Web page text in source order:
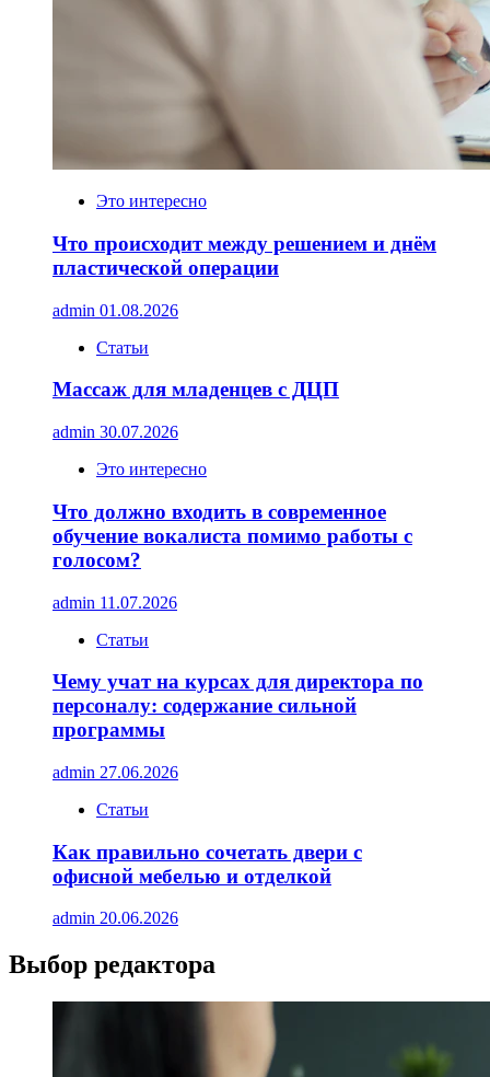
Это интересно
Что происходит между решением и днём
пластической операции
admin 01.08.2026
Статьи
Массаж для младенцев с ДЦП
admin 30.07.2026
Это интересно
Что должно входить в современное
обучение вокалиста помимо работы с
голосом?
admin 11.07.2026
Статьи
Чему учат на курсах для директора по
персоналу: содержание сильной
программы
admin 27.06.2026
Статьи
Как правильно сочетать двери с
офисной мебелью и отделкой
admin 20.06.2026
Выбор редактора